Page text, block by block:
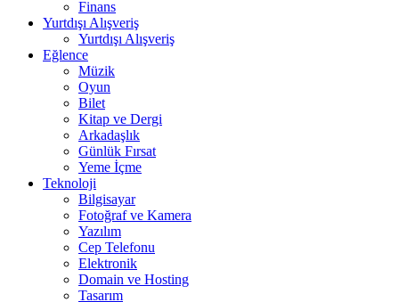
Finans
Yurtdışı Alışveriş
Yurtdışı Alışveriş
Eğlence
Müzik
Oyun
Bilet
Kitap ve Dergi
Arkadaşlık
Günlük Fırsat
Yeme İçme
Teknoloji
Bilgisayar
Fotoğraf ve Kamera
Yazılım
Cep Telefonu
Elektronik
Domain ve Hosting
Tasarım